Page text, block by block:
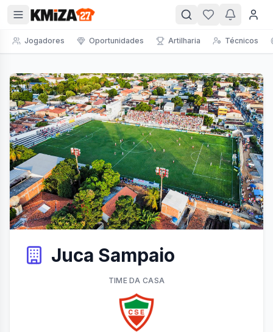
Jogadores Oportunidades Artilharia Técnicos
Juca Sampaio
TIMEDA CASA